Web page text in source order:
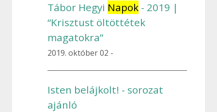
Tábor Hegyi Napok - 2019 |
“Krisztust öltöttétek
magatokra”
2019. október 02
Isten belájkolt! - sorozat
ajánló